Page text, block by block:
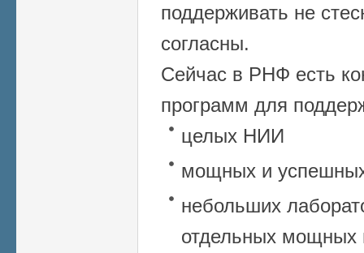
поддерживать не
согласны.
Сейчас в РНФ есть
программ для
целых НИИ
мощных и
небольших
отдельных мощных